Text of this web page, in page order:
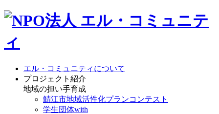
エル・コミュニティについて
プロジェクト紹介
地域の担い手育成
鯖江市地域活性化プランコンテスト
学生団体with